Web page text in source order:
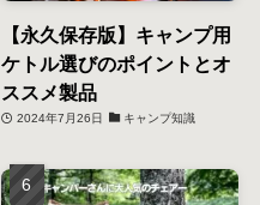
【永久保存版】キャンプ用
ケトル選びのポイントとオ
ススメ製品
2024年7月26日 キャンプ知識